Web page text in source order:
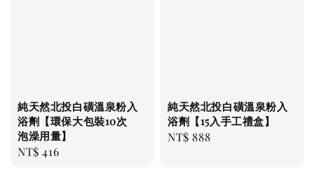
純天然北投白磺溫泉粉入
浴劑【環保大包裝10次
泡澡用量】
Regular
NT$ 416
純天然北投白磺溫泉粉入
浴劑【15入手工禮盒】
Regular
NT$ 888